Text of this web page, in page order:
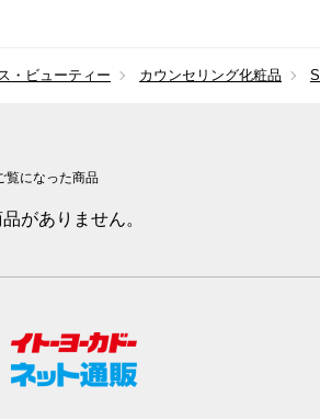
・ビューティー カウンセリング化粧品
覧になった商品
がありません。